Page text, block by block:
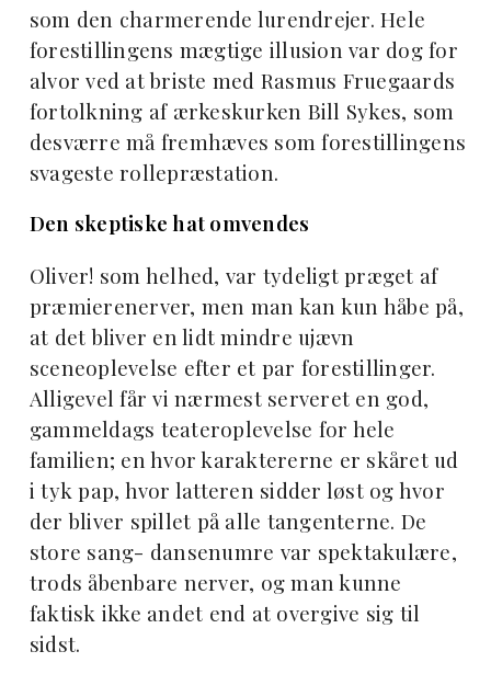
som den charmerende lurendrejer. Hele
forestillingens mægtige illusion var dog for
alvor ved at briste med Rasmus Fruegaards
fortolkning af ærkeskurken Bill Sykes, som
desværre må fremhæves som forestillingens
svageste rollepræstation.
Den skeptiske hat omvendes
Oliver! som helhed, var tydeligt præget af
præmierenerver, men man kan kun håbe på,
at det bliver en lidt mindre ujævn
sceneoplevelse efter et par forestillinger.
Alligevel får vi nærmest serveret en god,
gammeldags teateroplevelse for hele
familien; en hvor karaktererne er skåret ud
i tyk pap, hvor latteren sidder løst og hvor
der bliver spillet på alle tangenterne. De
store sang- dansenumre var spektakulære,
trods åbenbare nerver, og man kunne
faktisk ikke andet end at overgive sig til
sidst.